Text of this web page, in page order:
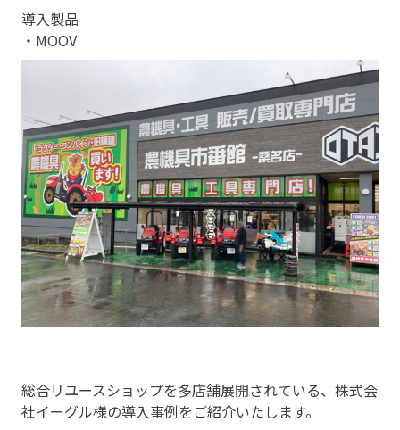
導入製品
・MOOV
総合リユースショップを多店舗展開されている、株式会
社イーグル様の導入事例をご紹介いたします。